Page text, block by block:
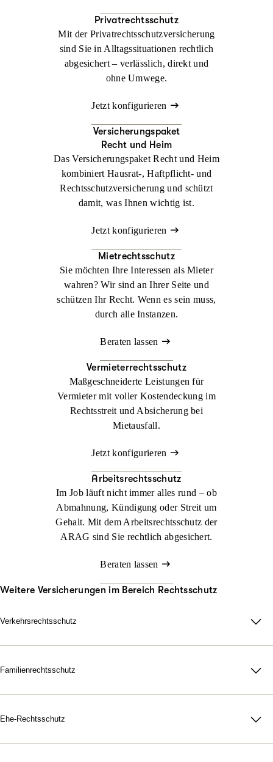
Privatrechtsschutz
Mit der Privatrechtsschutzversicherung
sind Sie in Alltagssituationen rechtlich
abgesichert – verlässlich, direkt und
ohne Umwege.
Jetzt konfigurieren
Versicherungspaket
Recht und Heim
Das Versicherungspaket Recht und Heim
kombiniert Hausrat-, Haftpflicht- und
Rechtsschutzversicherung und schützt
damit, was Ihnen wichtig ist.
Jetzt konfigurieren
Mietrechtsschutz
Sie möchten Ihre Interessen als Mieter
wahren? Wir sind an Ihrer Seite und
schützen Ihr Recht. Wenn es sein muss,
durch alle Instanzen.
Beraten lassen
Vermieterrechtsschutz
Maßgeschneiderte Leistungen für
Vermieter mit voller Kostendeckung im
Rechtsstreit und Absicherung bei
Mietausfall.
Jetzt konfigurieren
Arbeitsrechtsschutz
Im Job läuft nicht immer alles rund – ob
Abmahnung, Kündigung oder Streit um
Gehalt. Mit dem Arbeitsrechtsschutz der
ARAG sind Sie rechtlich abgesichert.
Beraten lassen
Weitere Versicherungen im Bereich Rechtsschutz
Verkehrsrechtsschutz
Verkehrsrechtsschutz dafür, dass Sie zu Ihrem Recht kommen.
Jetzt konfigurieren Beraten lassen
Familienrechtsschutz
dem Leben gelassen gegenüber. Denn durch unsere flexiblen
ausfallen soll.
Ehe-Rechtsschutz